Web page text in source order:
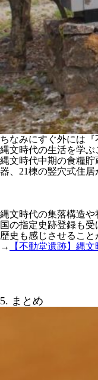
ちなみにすぐ外には『
縄文時代の生活を学
縄文時代中期の食糧
器、21棟の竪穴式住居
縄文時代の集落構造や
国の指定史跡登録も受
歴史も感じさせること
→
【不動堂遺跡】縄
5. まとめ